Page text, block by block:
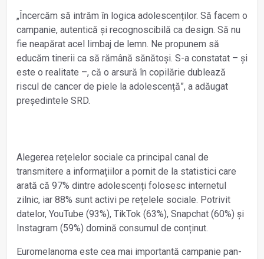
„Încercăm să intrăm în logica adolescenților. Să facem o
campanie, autentică și recognoscibilă ca design. Să nu
fie neapărat acel limbaj de lemn. Ne propunem să
educăm tinerii ca să rămână sănătoși. S-a constatat – și
este o realitate –, că o arsură în copilărie dublează
riscul de cancer de piele la adolescență”, a adăugat
președintele SRD.
Alegerea rețelelor sociale ca principal canal de
transmitere a informațiilor a pornit de la statistici care
arată că 97% dintre adolescenți folosesc internetul
zilnic, iar 88% sunt activi pe rețelele sociale. Potrivit
datelor, YouTube (93%), TikTok (63%), Snapchat (60%) și
Instagram (59%) domină consumul de conținut.
Euromelanoma este cea mai importantă campanie pan-